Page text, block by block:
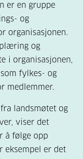
er en gruppe
og
organisasjonen.
og
i organisasjonen,
fylkes- og
medlemmer.
landsmøtet og
viser det
å følge opp
eksempel er det